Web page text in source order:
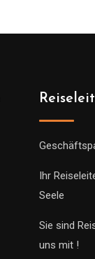
Ihr
Seele
Sie sind
uns mit !